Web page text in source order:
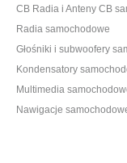
CB Radia i Anteny CB
Radia samochodowe
Głośniki i subwoofery
Kondensatory
Multimedia
Nawigacje